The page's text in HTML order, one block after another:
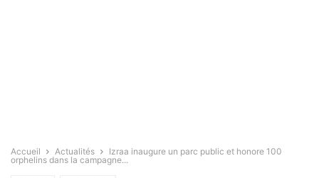
Accueil Actualités
Izraa inaugure un parc public et honore 100
orphelins dans la campagne...